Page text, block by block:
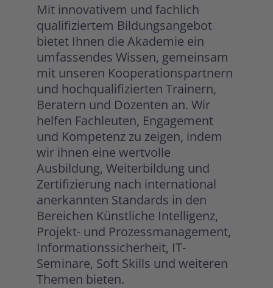
Mit innovativem und fachlich
qualifiziertem Bildungsangebot
bietet Ihnen die Akademie ein
umfassendes Wissen, gemeinsam
mit unseren Kooperationspartnern
und hochqualifizierten Trainern,
Beratern und Dozenten an. Wir
helfen Fachleuten, Engagement
und Kompetenz zu zeigen, indem
wir ihnen eine wertvolle
Ausbildung, Weiterbildung und
Zertifizierung nach international
anerkannten Standards in den
Bereichen Künstliche Intelligenz,
Projekt- und Prozessmanagement,
Informationssicherheit, IT-
Seminare, Soft Skills und weiteren
Themen bieten.